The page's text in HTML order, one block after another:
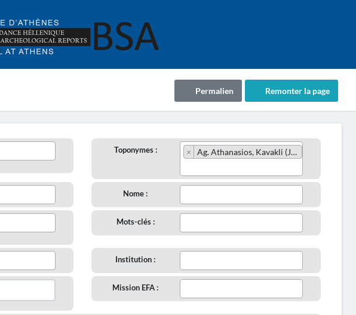
Remonter la page
Permalien
Toponymes : × Ag. Athanasios, Kavakli (JO81/1928)
Nome :
Mots-clés :
Institution :
Mission EFA :